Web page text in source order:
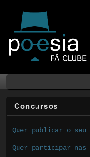
Concursos
Quer publicar o seu
Quer participar nas